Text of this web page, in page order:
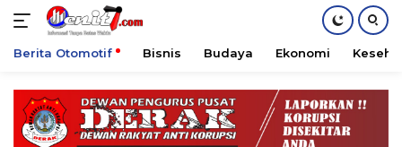
konten
Berita Otomotif Bisnis Budaya Ekonomi